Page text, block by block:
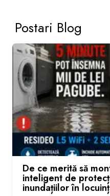
Postari Blog
De ce merită să
inteligent de
inundațiilor în